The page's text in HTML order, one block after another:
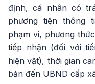
định, cá nhân có
phương tiện thông
phạm vi, phương
tiếp nhận (đối với
hiện vật), thời gian
bản đến UBND cấp